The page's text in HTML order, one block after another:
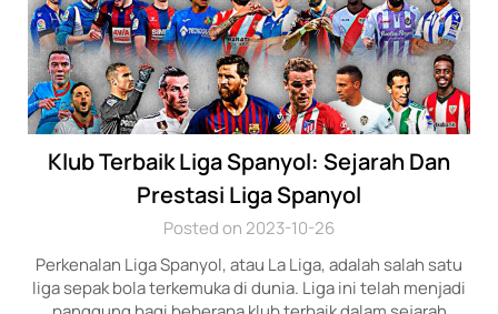
Klub Terbaik Liga Spanyol: Sejarah Dan
Prestasi Liga Spanyol
Posted on 2023-10-26
Perkenalan Liga Spanyol, atau La Liga, adalah salah satu
liga sepak bola terkemuka di dunia. Liga ini telah menjadi